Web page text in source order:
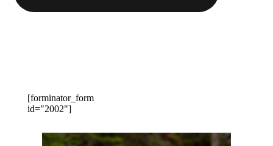
[forminator_form
id="2002"]